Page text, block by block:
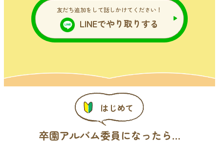
友だち追加をして話しかけてください！
LINEでやり取りする
はじめて
卒園アルバム委員になったら…